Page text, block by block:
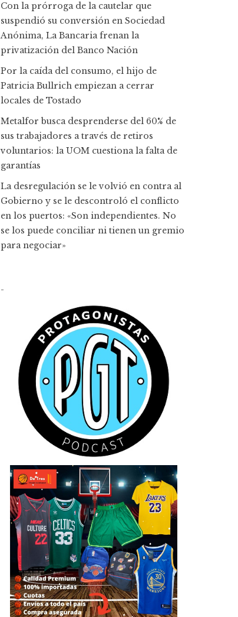
Con la prórroga de la cautelar que
suspendió su conversión en Sociedad
Anónima, La Bancaria frenan la
privatización del Banco Nación
Por la caída del consumo, el hijo de
Patricia Bullrich empiezan a cerrar
locales de Tostado
Metalfor busca desprenderse del 60% de
sus trabajadores a través de retiros
voluntarios: la UOM cuestiona la falta de
garantías
La desregulación se le volvió en contra al
Gobierno y se le descontroló el conflicto
en los puertos: «Son independientes. No
se los puede conciliar ni tienen un gremio
para negociar»
-